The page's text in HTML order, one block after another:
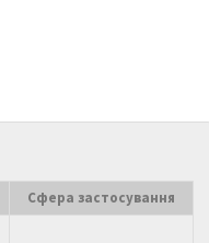
Сфера застосування